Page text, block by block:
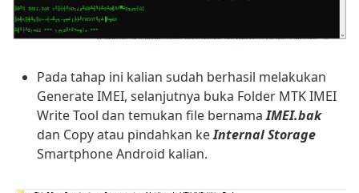
Pada tahap ini kalian sudah berhasil melakukan
Generate IMEI, selanjutnya buka Folder MTK IMEI
Write Tool dan temukan file bernamaIMEI.bak
dan Copy atau pindahkan keInternal Storage
Smartphone Android kalian.